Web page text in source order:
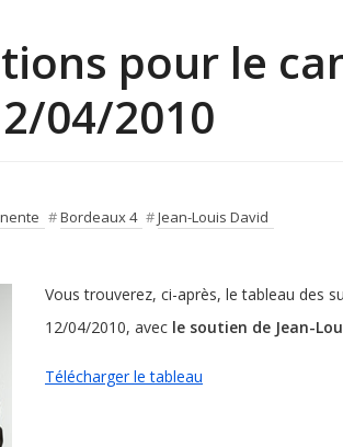
pour le
04/2010
#Bordeaux 4 #Jean-Louis David
Vous trouverez, ci-après, le tableau des
12/04/2010, avec le soutien de Jean-
Télécharger le tableau